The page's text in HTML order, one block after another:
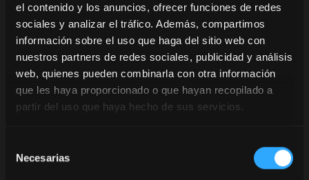
el contenido y los anuncios, ofrecer funciones de redes
sociales y analizar el tráfico. Además, compartimos
información sobre el uso que haga del sitio web con
nuestros partners de redes sociales, publicidad y análisis
web, quienes pueden combinarla con otra información
que les haya proporcionado o que hayan recopilado a
partir del uso que haya hecho de sus servicios.
Necesarias